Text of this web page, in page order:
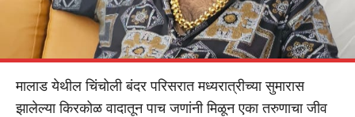
मालाड येथील चिंचोली बंदर परिसरात मध्यरात्रीच्या सुमारास
झालेल्या किरकोळ वादातून पाच जणांनी मिळून एका तरुणाचा जीव